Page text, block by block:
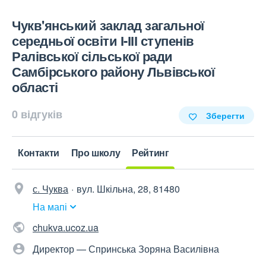
Чукв'янський заклад загальної
середньої освіти І-ІІІ ступенів
Ралівської сільської ради
Самбірського району Львівської
області
0 відгуків Зберегти
Контакти Про школу Рейтинг
с. Чуква
вул. Шкільна, 28, 81480
На мапі
chukva.ucoz.ua
Директор — Спринська Зоряна Василівна